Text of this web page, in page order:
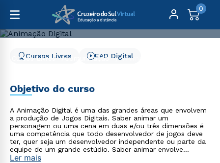
0
Cursos Livres Comunicação Animação Digital
Cursos Livres EAD Digital
Objetivo do curso
A Animação Digital é uma das grandes áreas que envolvem
a produção de Jogos Digitais. Saber animar um
personagem ou uma cena em duas e/ou três dimensões é
uma competência que todo desenvolvedor de jogos deve
ter, quer seja um desenvolvedor independente ou parte da
equipe de um grande estúdio. Saber animar envolve
algumas habilidades, como elaborar bem o roteiro de uma
Ler mais